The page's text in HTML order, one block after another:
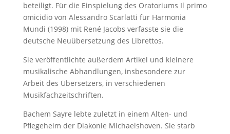
beteiligt. Für die Einspielung des Oratoriums Il primo
omicidio von Alessandro Scarlatti für Harmonia
Mundi (1998) mit René Jacobs verfasste sie die
deutsche Neuübersetzung des Librettos.
Sie veröffentlichte außerdem Artikel und kleinere
musikalische Abhandlungen, insbesondere zur
Arbeit des Übersetzers, in verschiedenen
Musikfachzeitschriften.
Bachem Sayre lebte zuletzt in einem Alten- und
Pflegeheim der Diakonie Michaelshoven. Sie starb